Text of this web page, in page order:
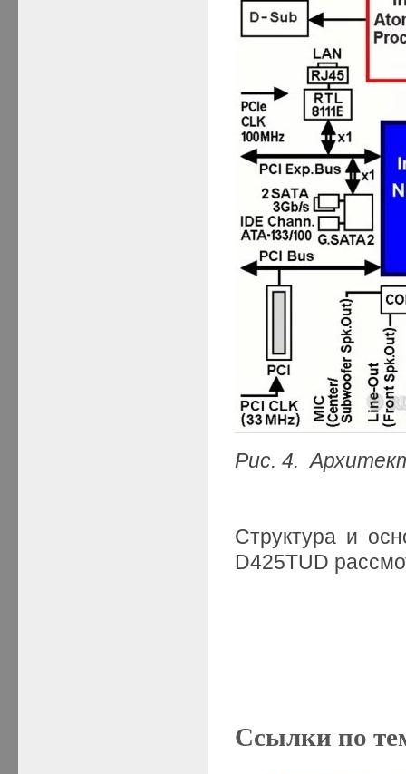
Рис. 4.
Структура и
D425TUD
Ссылки по